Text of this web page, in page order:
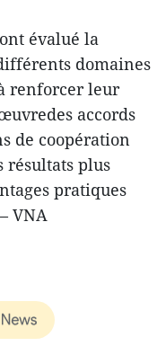
évalué la
domaines
renforcer leur
accords
de coopération
plus
pratiques
VNA